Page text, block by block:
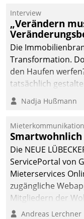
Die monatlichen
Mitteilungen zum
Heizungs- und
Wasserverbrauch
automatisiert,
und auf Wunsch
mehrere zuvor
Interview
„Verändern
Die
Transformation.
den Haufen
tatsächlich
Argumente zählen
Nadja Hußmann
Mieterkommunikation
Die NEUE
ServicePortal von
Mieterservices
zugängliche
Mitgliedern der
Kontaktaufnahme
Andreas Lerchner